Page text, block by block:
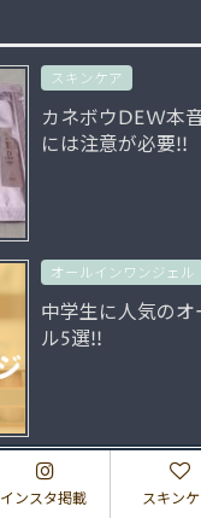
スキンケア
カネボウDEW本
には注意が必要!!
オールインワンジェル
中学生に人気の
ル5選!!
エンタメ
乃木坂46の白石
インスタ掲載 スキン